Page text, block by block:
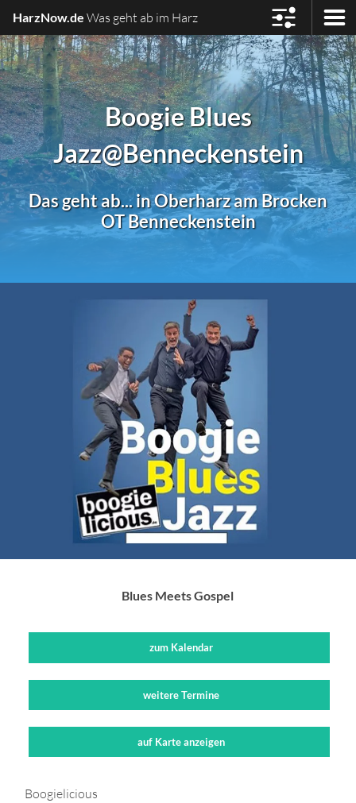
HarzNow.de Was geht ab im Harz
Boogie Blues
Jazz@Benneckenstein
Das geht ab... in Oberharz am Brocken
OT Benneckenstein
Blues Meets Gospel
zum Kalendar
weitere Termine
auf Karte anzeigen
Boogielicious